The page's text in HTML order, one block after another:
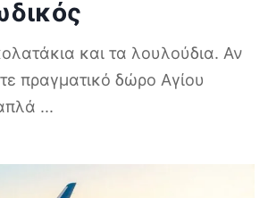
και τα λουλούδια. Αν
πραγματικό δώρο Αγίου
...